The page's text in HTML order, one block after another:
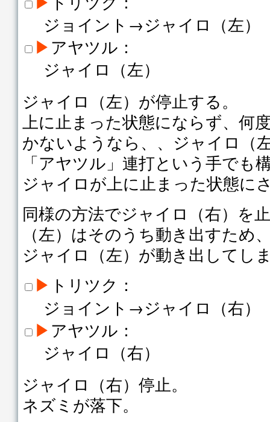
ジョイント→ジャイロ（左）
▶アヤツル：
ジャイロ（左）
ジャイロ（左）が停止する。
上に止まった状態にならず、何
かないようなら、、ジャイロ（
「アヤツル」連打という手でも
ジャイロが上に止まった状態に
同様の方法でジャイロ（右）を
（左）はそのうち動き出すため
ジャイロ（左）が動き出してし
▶ トリツク：
ジョイント→ジャイロ（右）
▶アヤツル：
ジャイロ（右）
ジャイロ（右）停止。
ネズミが落下。